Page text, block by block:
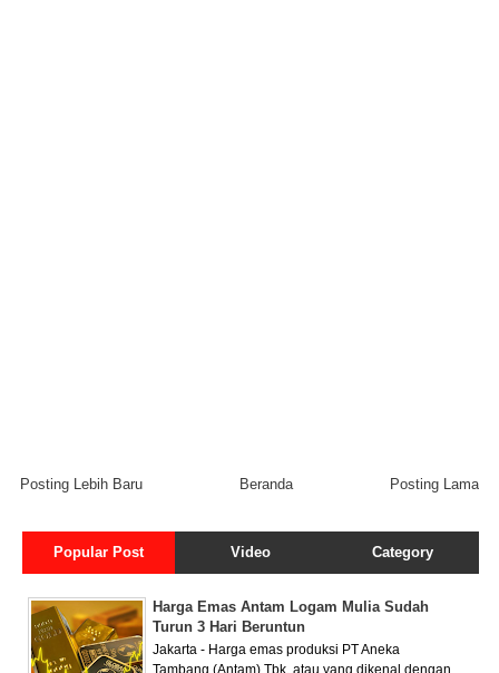
Posting Lebih Baru Posting Lama
Beranda
Popular Post Video Category
Harga Emas Antam Logam Mulia Sudah
Turun 3 Hari Beruntun
Jakarta - Harga emas produksi PT Aneka
Tambang (Antam) Tbk. atau yang dikenal dengan